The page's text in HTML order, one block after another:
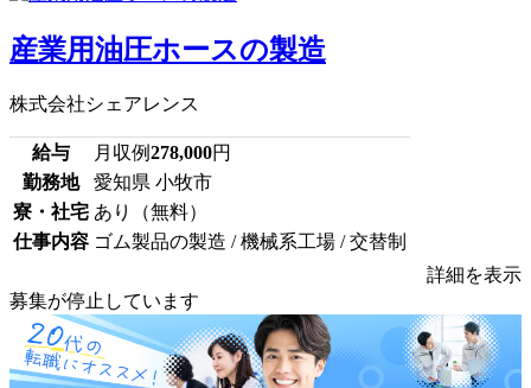
産業用油圧ホースの製造
株式会社シェアレンス
給与 月収例278,000円
勤務地
愛知県 小牧市
寮・社宅 あり（無料）
仕事内容 ゴム製品の製造 / 機械系工場 / 交替制
詳細を表示
募集が停止しています